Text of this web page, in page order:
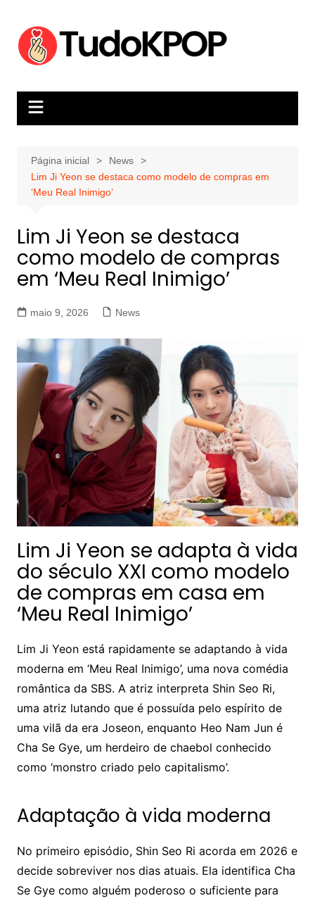
conteúdo
Página inicial
News
Lim Ji Yeon se destaca como modelo de compras em
‘Meu Real Inimigo’
Lim Ji Yeon se destaca
como modelo de compras
em ‘Meu Real Inimigo’
maio 9, 2026 News
Lim Ji Yeon se adapta à vida
do século XXI como modelo
de compras em casa em
‘Meu Real Inimigo’
Lim Ji Yeon está rapidamente se adaptando à vida
moderna em ‘Meu Real Inimigo’, uma nova comédia
romântica da SBS. A atriz interpreta Shin Seo Ri,
uma atriz lutando que é possuída pelo espírito de
uma vilã da era Joseon, enquanto Heo Nam Jun é
Cha Se Gye, um herdeiro de chaebol conhecido
como ‘monstro criado pelo capitalismo’.
Adaptação à vida moderna
No primeiro episódio, Shin Seo Ri acorda em 2026 e
decide sobreviver nos dias atuais. Ela identifica Cha
Se Gye como alguém poderoso o suficiente para